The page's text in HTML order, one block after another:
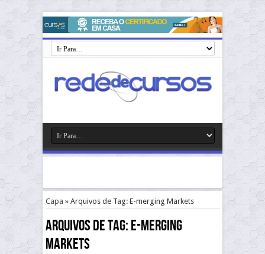
Capa » Arquivos de Tag: E-merging Markets
Arquivos de Tag:E-merging
Markets